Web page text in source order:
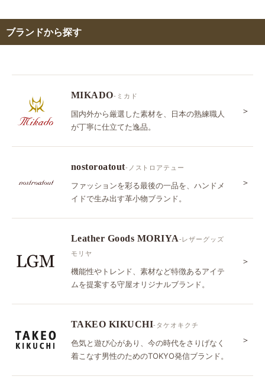
ブランドから探す
MIKADO-ミカド
国内外から厳選した素材を、日本の熟練職人
が丁寧に仕立てた逸品。
＞
nostoroatout-ノストロアテュー
ファッションを彩る最後の一品を、ハンドメ
イドで生み出す革小物ブランド。
＞
Leather Goods MORIYA-レザーグッズ
モリヤ
機能性やトレンド、素材など特徴あるアイテ
ムを提案する守屋オリジナルブランド。
＞
TAKEO KIKUCHI-タケオキクチ
色気と遊び心があり、今の時代をさりげなく
着こなす男性のためのTOKYO発信ブランド。
＞